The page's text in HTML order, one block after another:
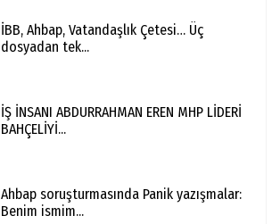
İBB, Ahbap, Vatandaşlık Çetesi… Üç
dosyadan tek...
İŞ İNSANI ABDURRAHMAN EREN MHP LİDERİ
BAHÇELİYİ...
Ahbap soruşturmasında Panik yazışmalar:
Benim ismim...